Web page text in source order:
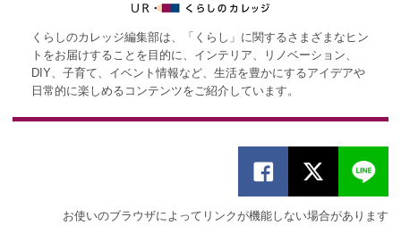
くらしのカレッジ編集部は、「くらし」に関するさまざまなヒン
トをお届けすることを目的に、インテリア、リノベーション、
DIY、子育て、イベント情報など、生活を豊かにするアイデアや
日常的に楽しめるコンテンツをご紹介しています。
お使いのブラウザによってリンクが機能しない場合があります